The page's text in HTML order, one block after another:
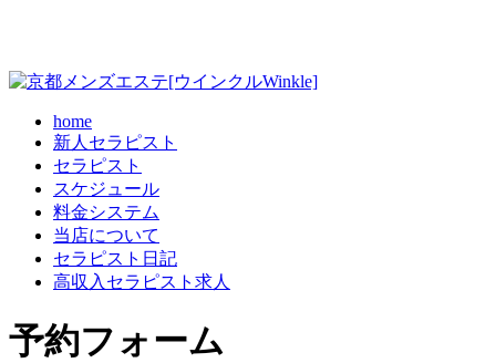
home
新人セラピスト
セラピスト
スケジュール
料金システム
当店について
セラピスト日記
高収入セラピスト求人
予約フォーム